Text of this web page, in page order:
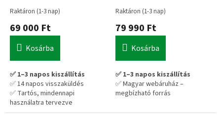
Raktáron (1-3 nap)
69 000 Ft
Kosárba
✅ 1–3 napos kiszállítás
✅ 14 napos visszaküldés
✅ Tartós, mindennapi
használatra tervezve
💡 Praktikus választás hosszú
Raktáron (1-3 nap)
79 990 Ft
Kosárba
✅ 1–3 napos kiszállítás
✅ Magyar webáruház –
megbízható forrás